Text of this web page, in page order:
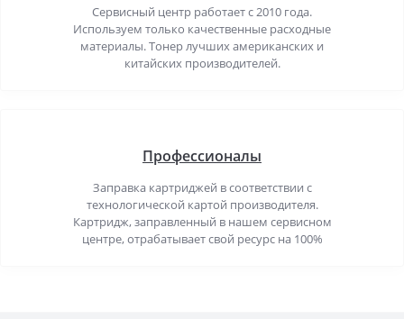
Сервисный центр работает с 2010 года.
Используем только качественные расходные
материалы. Тонер лучших американских и
китайских производителей.
Профессионалы
Заправка картриджей в соответствии с
технологической картой производителя.
Картридж, заправленный в нашем сервисном
центре, отрабатывает свой ресурс на 100%